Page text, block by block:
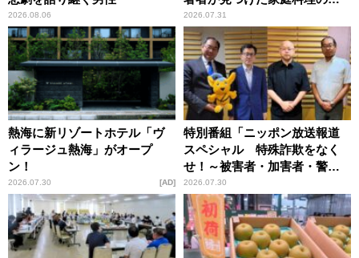
2026.08.06
恵
2026.07.31
熱海に新リゾートホテル「ヴ
ィラージュ熱海」がオープ
ン！
2026.07.30 AD
特別番組「ニッポン放送報道
スペシャル 特殊詐欺をなく
せ！～被害者・加害者・警視
庁が語るトクリュウの実態
～」放送
2026.07.30